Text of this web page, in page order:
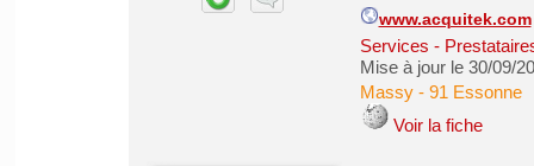
www.acquitek.com
Services -
Mise à jour le 30/09/
Massy- 91 Essonne
Voir la fiche